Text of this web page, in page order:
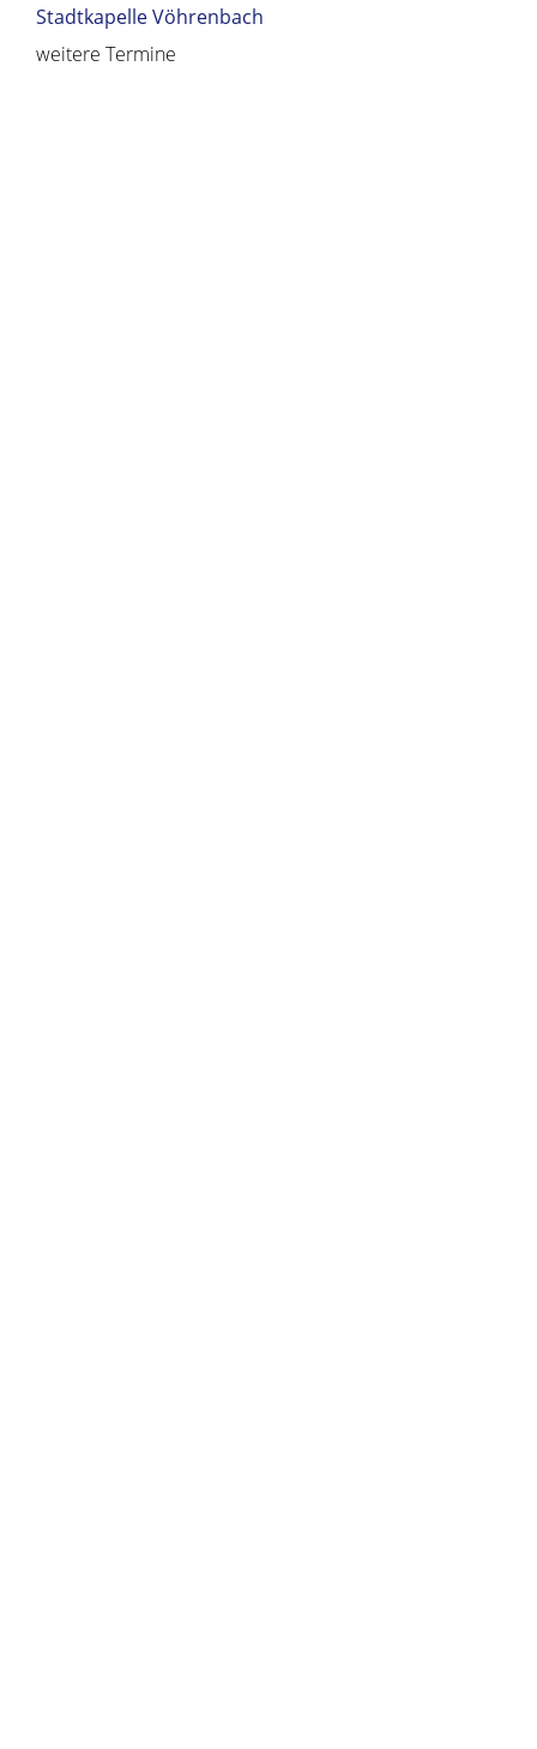
Stadtkapelle Vöhrenbach
weitere Termine